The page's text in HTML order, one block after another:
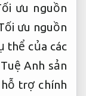
ưu nguồn
ưu nguồn
thể của các
Tuệ Anh sản
trợ chính